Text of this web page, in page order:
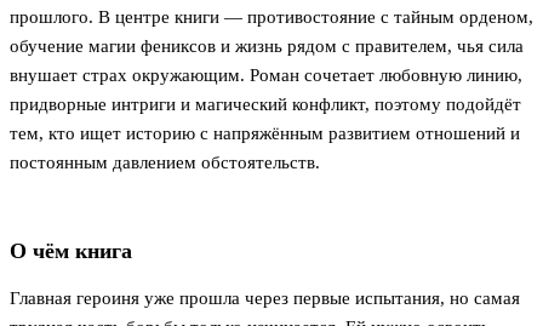
прошлого. В центре книги — противостояние с тайным орденом,
обучение магии фениксов и жизнь рядом с правителем, чья сила
внушает страх окружающим. Роман сочетает любовную линию,
придворные интриги и магический конфликт, поэтому подойдёт
тем, кто ищет историю с напряжённым развитием отношений и
постоянным давлением обстоятельств.
О чём книга
Главная героиня уже прошла через первые испытания, но самая